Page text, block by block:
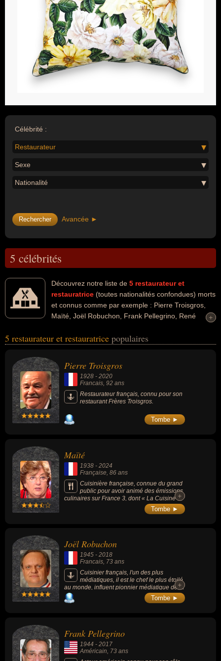
Célébrité :
Restaurateur
Sexe
Nationalité
Avancée ►
5 célébrités
Découvrez notre liste de 5 restaurateur et
restauratrice (toutes nationalités confondues) morts
et connus comme par exemple : Pierre Troisgros,
Maïté, Joël Robuchon, Frank Pellegrino, René
les domaines de l'art, du business, de la cuisine, du cinéma ou de
cuisinier, cuisinier, homme d'affaire, acteur, animateur, artiste,
animateur de télévision ou entrepreneur. En ce qui concerne leurs
nationalités au moment de leurs morts, ils peuvent avoir été
francais ou américain par exemple.
+
+
5 restaurateur et restauratrice populaires
Pierre Troisgros
1928 - 2020
Francais, 92 ans
Restaurateur français, connu pour son
restaurant Frères Troisgros.
Tombe ►
Maïté
1938 - 2024
Française , 86 ans
Cuisinière française, connue du grand
public pour avoir animé des émissions
culinaires sur France 3, dont « La Cuisine
des mousquetaires » avec Micheline Banzet-
Lawton (de 1983 à 1997) et « À table » (de
+
+
Tombe ►
Joël Robuchon
1945 - 2018
Francais, 73 ans
Cuisinier français, l'un des plus
médiatiques, il est le chef le plus étoilé
au monde, influent pionnier médiatique de la
Nouvelle cuisine, auteur d'ouvrages
culinaires de référence et dirigeant fondateur
culinaire, avec 32 étoiles au Guide Michelin
(en 2016, chef le plus étoilé avec Eugénie
Brazier, Marc Veyrat, Alain Ducasse et
Thomas Keller), « Cuisinier du siècle » de
+
+
Tombe ►
Frank Pellegrino
1944 - 2017
Américain , 73 ans